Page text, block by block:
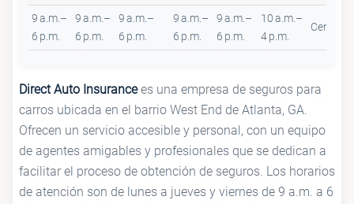
9 a.m.–
6 p.m.
9 a.m.–
6 p.m.
9 a.m.–
6 p.m.
9 a.m.–
6 p.m.
9 a.m.–
6 p.m.
10 a.m.–
4 p.m.
Cerrado
Direct Auto Insurancees una empresa de seguros para
carros ubicada en el barrio West End de Atlanta, GA.
Ofrecen un servicio accesible y personal, con un equipo
de agentes amigables y profesionales que se dedican a
facilitar el proceso de obtención de seguros. Los horarios
de atención son de lunes a jueves y viernes de 9 a.m. a 6